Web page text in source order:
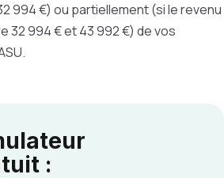
994 €) ou partiellement (si le revenu
32 994 € et 43 992 €) de vos
: